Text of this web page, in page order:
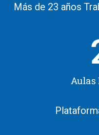
Más de 23 años
Aulas